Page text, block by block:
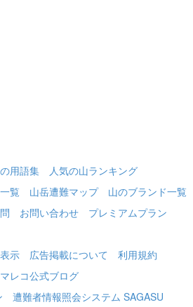
用語集
人気の山ランキング
覧 山岳遭難マップ
山のブランド一覧
お問い合わせ
プレミアムプラン
示 広告掲載について
利用規約
レコ公式ブログ
遭難者情報照会システム SAGASU